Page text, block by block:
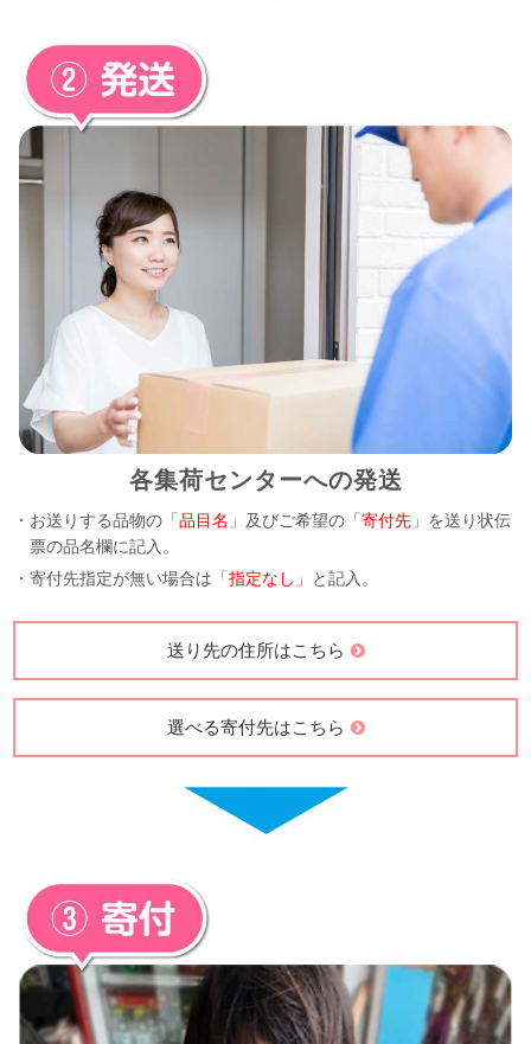
各集荷センターへの発送
・お送りする品物の「品目名 」及びご希望の「寄付先 」を送り状伝
票の品名欄に記入。
・寄付先指定が無い場合は「指定なし 」と記入。
送り先の住所はこちら
選べる寄付先はこちら